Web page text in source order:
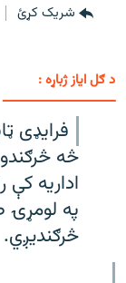
عمومي
کورپاڼې
بلوچستان
افغانستان
ځانګړې مرکې،
انځور او ویډیو
اوونیزې خپرونې
شریک کړئ
د ګل ایاز ژباړه :
ـــــــــــــــــــــــــــــــ
فرايډی
څه
اداريه کې
په
څرګنديږي.